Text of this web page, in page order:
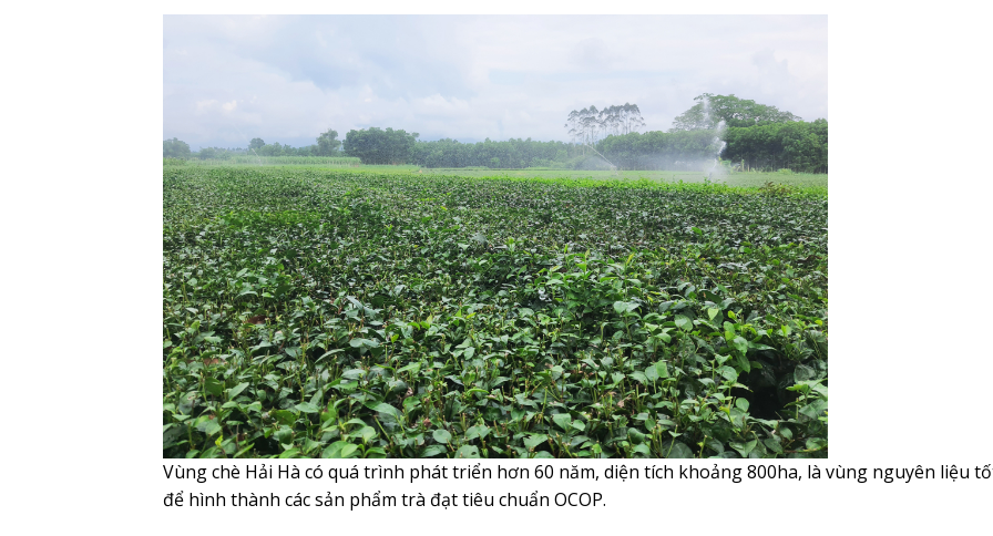
Vùng chè Hải Hà có quá trình phát triển hơn 60 năm, diện tích khoảng 800ha, là vùng nguyên liệu
để hình thành các sản phẩm trà đạt tiêu chuẩn OCOP.